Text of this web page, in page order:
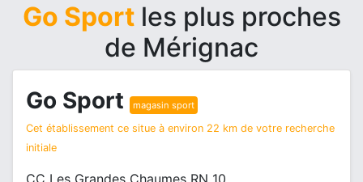
Go Sportles plus proches
de Mérignac
Go Sport magasin sport
Cet établissement ce situe à environ 22 km de votre recherche
initiale
CC Les Grandes Chaumes RN 10